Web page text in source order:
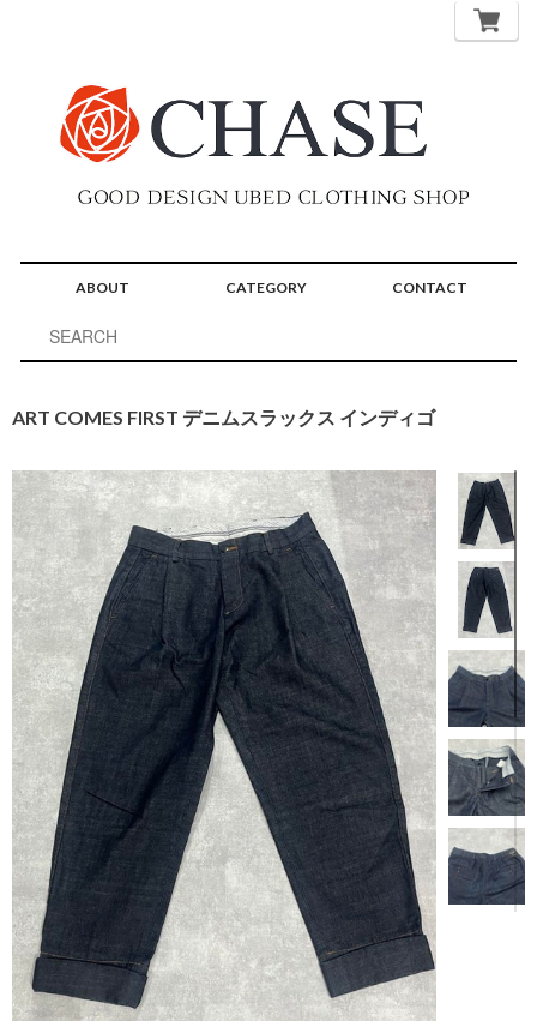
ABOUT CATEGORY CONTACT
ART COMES FIRST デニムスラックス インディゴ
【商品説明】